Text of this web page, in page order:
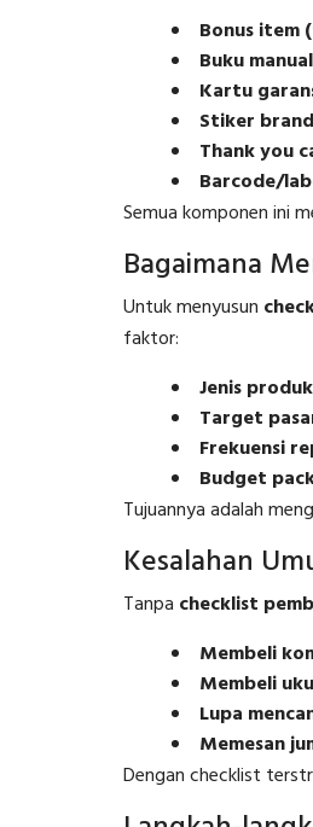
Bonus item
Buku
Kartu
Stiker
Thank you
Barcode/
Semua komponen ini
Bagaimana
Untuk menyusun
faktor:
Jenis
Target
Frekuensi
Budget
Tujuannya adalah
Kesalahan
Tanpa checklist
Membeli
Membeli
Lupa
Memesan
Dengan checklist